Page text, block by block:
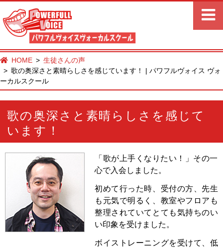
HOME
生徒さんの声
歌の奥深さと素晴らしさを感じています！ | パワフルヴォイス ヴォ
ーカルスクール
歌の奥深さと素晴らしさを感じて
います！
「歌が上手くなりたい！」その一
心で入会しました。
初めて行った時、受付の方、先生
も元気で明るく、教室やフロアも
整理されていてとても気持ちのい
い印象を受けました。
ボイストレーニングを受けて、低